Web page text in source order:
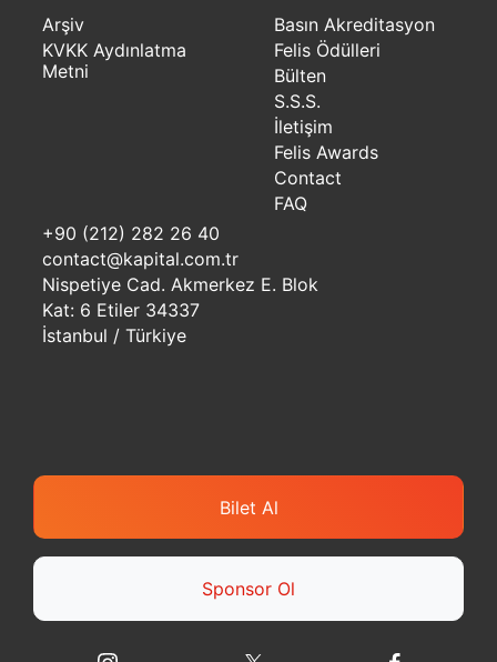
Arşiv
KVKK Aydınlatma
Metni
Basın Akreditasyon
Felis Ödülleri
Bülten
S.S.S.
İletişim
Felis Awards
Contact
FAQ
+90 (212) 282 26 40
contact@kapital.com.tr
Nispetiye Cad. Akmerkez E. Blok
Kat: 6 Etiler 34337
İstanbul / Türkiye
Bilet Al
Sponsor Ol